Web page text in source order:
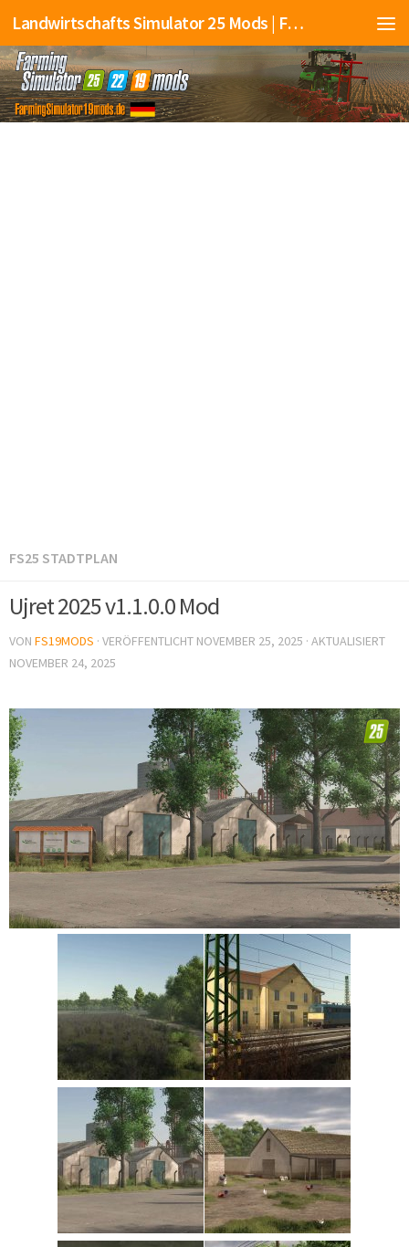
Landwirtschafts Simulator 25 Mods | Farming Simulator 25 Mods | FS25 Mods
FS25 STADTPLAN
Ujret 2025 v1.1.0.0 Mod
VON FS19MODS · VERÖFFENTLICHT NOVEMBER 25, 2025 · AKTUALISIERT
NOVEMBER 24, 2025